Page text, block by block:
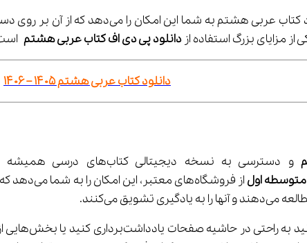
دانلود پی دی اف کتاب عربی هشتم
دانلود کتاب عربی هشتم ۱۴۰۵ – ۱۴۰۶
اول